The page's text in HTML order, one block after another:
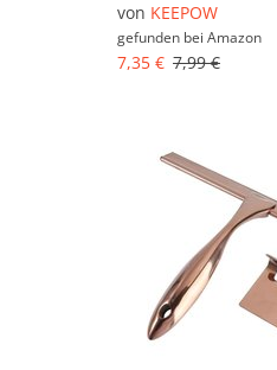
von KEEPOW
gefunden bei Amazon
7,35 € 7,99 €